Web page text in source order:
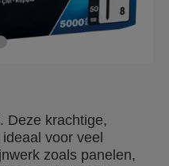
Deze krachtige,
voor veel
zoals panelen,